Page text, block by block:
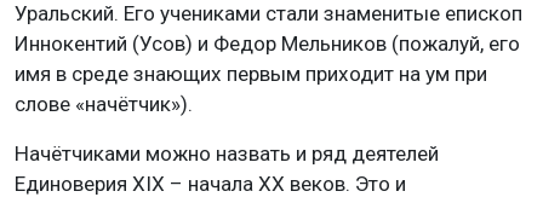
Уральский. Его учениками стали знаменитые епископ
Иннокентий (Усов) и Федор Мельников (пожалуй, его
имя в среде знающих первым приходит на ум при
слове «начётчик»).
Начётчиками можно назвать и ряд деятелей
Единоверия XIX – начала XX веков. Это и